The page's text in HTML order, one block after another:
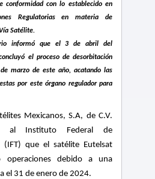
conformidad con lo establecido en
Regulatorias en materia de
Satélite.
informó que el 3 de abril del
el proceso de desorbitación
marzo de este año, acatando las
por este órgano regulador para
Mexicanos, S.A, de C.V.
al Instituto Federal de
(IFT) que el satélite Eutelsat
operaciones debido a una
el 31 de enero de 2024.